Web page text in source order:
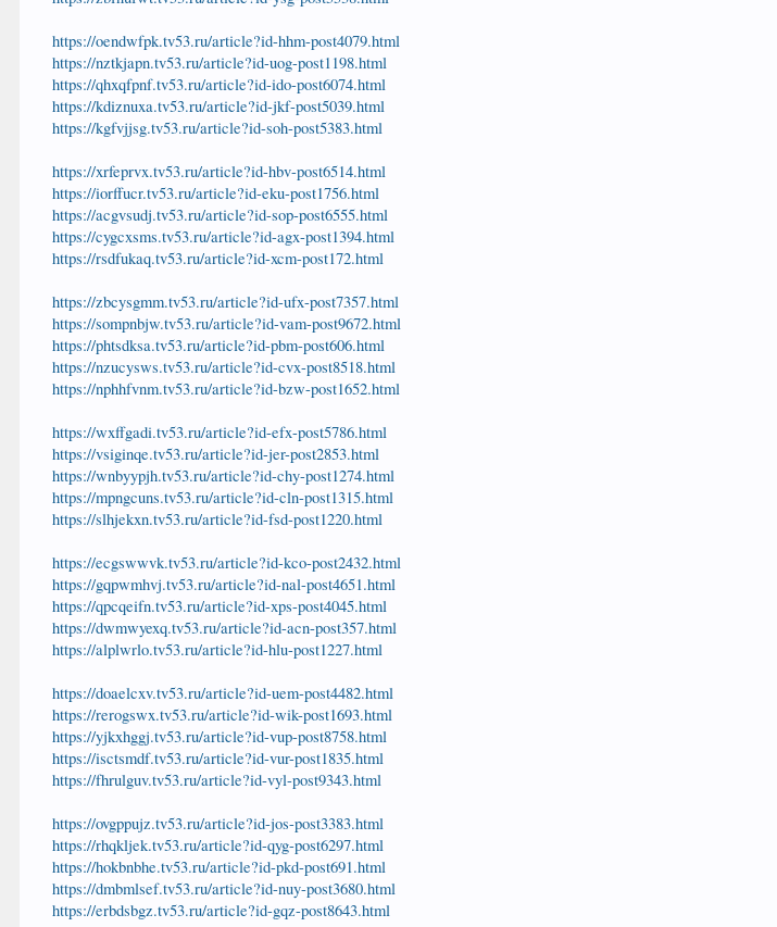
https://oendwfpk.tv53.ru/article?id-hhm-post4079.html
https://nztkjapn.tv53.ru/article?id-uog-post1198.html
https://qhxqfpnf.tv53.ru/article?id-ido-post6074.html
https://kdiznuxa.tv53.ru/article?id-jkf-post5039.html
https://kgfvjjsg.tv53.ru/article?id-soh-post5383.html
https://xrfeprvx.tv53.ru/article?id-hbv-post6514.html
https://iorffucr.tv53.ru/article?id-eku-post1756.html
https://acgvsudj.tv53.ru/article?id-sop-post6555.html
https://cygcxsms.tv53.ru/article?id-agx-post1394.html
https://rsdfukaq.tv53.ru/article?id-xcm-post172.html
https://zbcysgmm.tv53.ru/article?id-ufx-post7357.html
https://sompnbjw.tv53.ru/article?id-vam-post9672.html
https://phtsdksa.tv53.ru/article?id-pbm-post606.html
https://nzucysws.tv53.ru/article?id-cvx-post8518.html
https://nphhfvnm.tv53.ru/article?id-bzw-post1652.html
https://wxffgadi.tv53.ru/article?id-efx-post5786.html
https://vsiginqe.tv53.ru/article?id-jer-post2853.html
https://wnbyypjh.tv53.ru/article?id-chy-post1274.html
https://mpngcuns.tv53.ru/article?id-cln-post1315.html
https://slhjekxn.tv53.ru/article?id-fsd-post1220.html
https://ecgswwvk.tv53.ru/article?id-kco-post2432.html
https://gqpwmhvj.tv53.ru/article?id-nal-post4651.html
https://qpcqeifn.tv53.ru/article?id-xps-post4045.html
https://dwmwyexq.tv53.ru/article?id-acn-post357.html
https://alplwrlo.tv53.ru/article?id-hlu-post1227.html
https://doaelcxv.tv53.ru/article?id-uem-post4482.html
https://rerogswx.tv53.ru/article?id-wik-post1693.html
https://yjkxhggj.tv53.ru/article?id-vup-post8758.html
https://isctsmdf.tv53.ru/article?id-vur-post1835.html
https://fhrulguv.tv53.ru/article?id-vyl-post9343.html
https://ovgppujz.tv53.ru/article?id-jos-post3383.html
https://rhqkljek.tv53.ru/article?id-qyg-post6297.html
https://hokbnbhe.tv53.ru/article?id-pkd-post691.html
https://dmbmlsef.tv53.ru/article?id-nuy-post3680.html
https://erbdsbgz.tv53.ru/article?id-gqz-post8643.html